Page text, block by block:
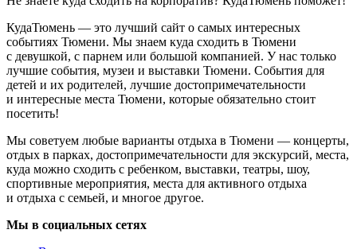
КудаТюмень — это лучший сайт о самых интересных
событиях Тюмени. Мы знаем куда сходить в Тюмени
с девушкой, с парнем или большой компанией. У нас только
лучшие события, музеи и выставки Тюмени. События для
детей и их родителей, лучшие достопримечательности
и интересные места Тюмени, которые обязательно стоит
посетить!
Мы советуем любые варианты отдыха в Тюмени — концерты,
отдых в парках, достопримечательности для экскурсий, места,
куда можно сходить с ребенком, выставки, театры, шоу,
спортивные мероприятия, места для активного отдыха
и отдыха с семьей, и многое другое.
Мы в социальных сетях